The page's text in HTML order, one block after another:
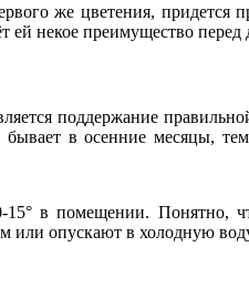
же цветения,
ей некое преимущество
поддержание
в осенние месяцы,
15° в помещении.
опускают в холодную